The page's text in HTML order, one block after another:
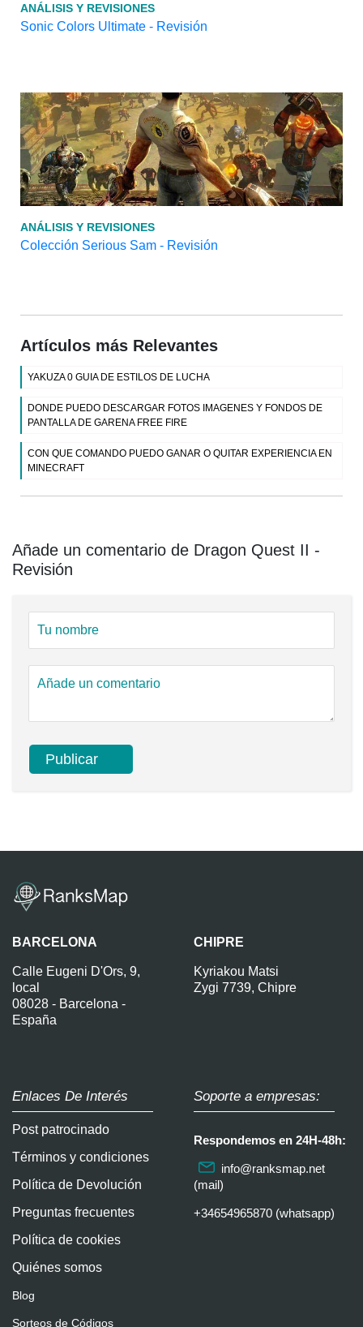
ANÁLISIS Y REVISIONES
Sonic Colors Ultimate - Revisión
ANÁLISIS Y REVISIONES
Colección Serious Sam - Revisión
Artículos más Relevantes
YAKUZA 0 GUIA DE ESTILOS DE LUCHA
DONDE PUEDO DESCARGAR FOTOS IMAGENES Y FONDOS DE
PANTALLA DE GARENA FREE FIRE
CON QUE COMANDO PUEDO GANAR O QUITAR EXPERIENCIA EN
MINECRAFT
Añade un comentario de Dragon Quest II -
Revisión
BARCELONA
Calle Eugeni D'Ors, 9,
local
08028 - Barcelona -
España
CHIPRE
Kyriakou Matsi
Zygi 7739, Chipre
Enlaces De Interés
Post patrocinado
Términos y condiciones
Política de Devolución
Preguntas frecuentes
Política de cookies
Quiénes somos
Blog
Sorteos de Códigos
Soporte a empresas:
Respondemos en 24H-48h:
info@ranksmap.net
(mail)
+34654965870 (whatsapp)